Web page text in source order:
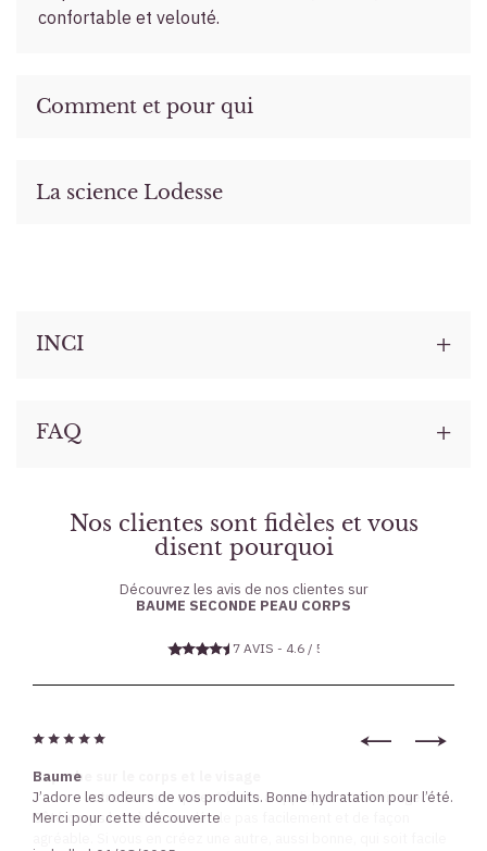
confortable et velouté.
Comment et pour qui
La science Lodesse
INCI
FAQ
Nos clientes sont fidèles et vous
disent pourquoi
Découvrez les avis de nos clientes sur
BAUME SECONDE PEAU CORPS
7 AVIS - 4.6 / 5
Baume
J’adore les odeurs de vos produits. Bonne hydratation pour l’été.
Merci pour cette découverte